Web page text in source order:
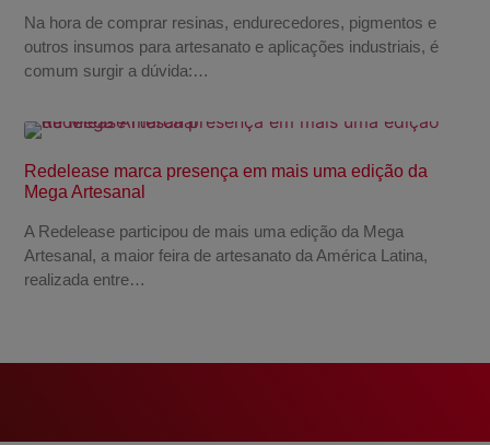
Na hora de comprar resinas, endurecedores, pigmentos e
outros insumos para artesanato e aplicações industriais, é
comum surgir a dúvida:…
Redelease marca presença em mais uma edição da
Mega Artesanal
A Redelease participou de mais uma edição da Mega
Artesanal, a maior feira de artesanato da América Latina,
realizada entre…